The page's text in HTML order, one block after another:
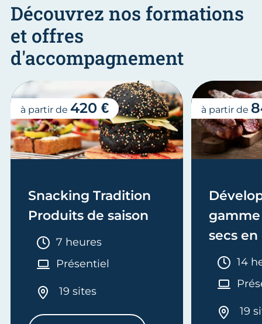
Découvrez nos formations
et offres
d'accompagnement
Snacking Tradition
Produits de saison
Durée :
7 heures
Présentiel
19 sites
à partir de 420 €
secs
14
19
à partir de